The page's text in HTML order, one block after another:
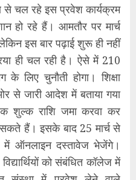
चल रहे इस प्रवेश कार्यक्रम
हो रहे हैं। आमतौर पर मार्च
इस बार पढ़ाई शुरू ही नहीं
ही चल रही है। ऐसे में 210
के लिए चुनौती होगा। शिक्षा
से जारी आदेश में बताया गया
शुल्क राशि जमा करवा कर
हैं। इसके बाद 25 मार्च से
में ऑनलाइन दस्तावेज भेजेंगे।
को संबंधित कॉलेज में